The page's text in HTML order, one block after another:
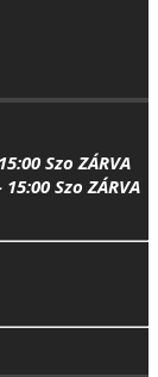
Szo ZÁRVA
15:00 Szo ZÁRVA